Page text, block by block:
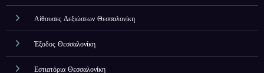
Αίθουσες Δεξιώσεων Θεσσαλονίκη
Έξοδος Θεσσαλονίκη
Εστιατόρια Θεσσαλονίκη